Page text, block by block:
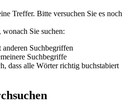
Treffer. Bitte versuchen Sie es noch
Sie suchen:
anderen Suchbegriffen
Suchbegriffe
dass alle Wörter richtig buchstabiert